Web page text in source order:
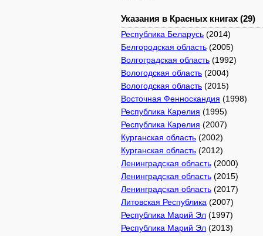
Указания в Красных книгах (29)
Республика Беларусь (2014)
Белгородская область (2005)
Волгоградская область (1992)
Вологодская область (2004)
Вологодская область (2015)
Восточная Фенноскандия (1998)
Республика Карелия (1995)
Республика Карелия (2007)
Курганская область (2002)
Курганская область (2012)
Ленинградская область (2000)
Ленинградская область (2015)
Ленинградская область (2017)
Литовская Республика (2007)
Республика Марий Эл (1997)
Республика Марий Эл (2013)